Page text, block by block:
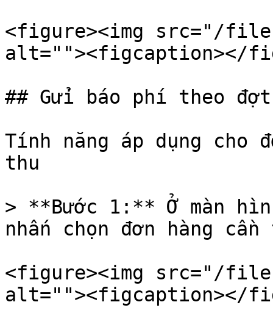
<figure><img src="/files/
alt=""><figcaption></
## Gửi báo phí theo
Tính năng áp dụng cho
thu
> **Bước 1:** Ở màn
nhấn chọn đơn hàng
<figure><img src="/files/
alt=""><figcaption></